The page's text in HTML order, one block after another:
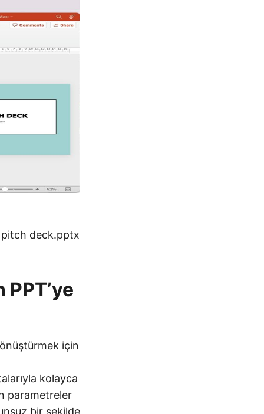
deck.pptx
için
kolayca
parametreler
bir şekilde